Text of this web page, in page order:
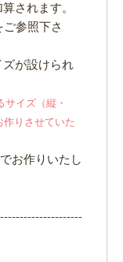
されます。
ご参照下さ
ズが設けられ
サイズ（縦・
りさせていた
お作りいたし